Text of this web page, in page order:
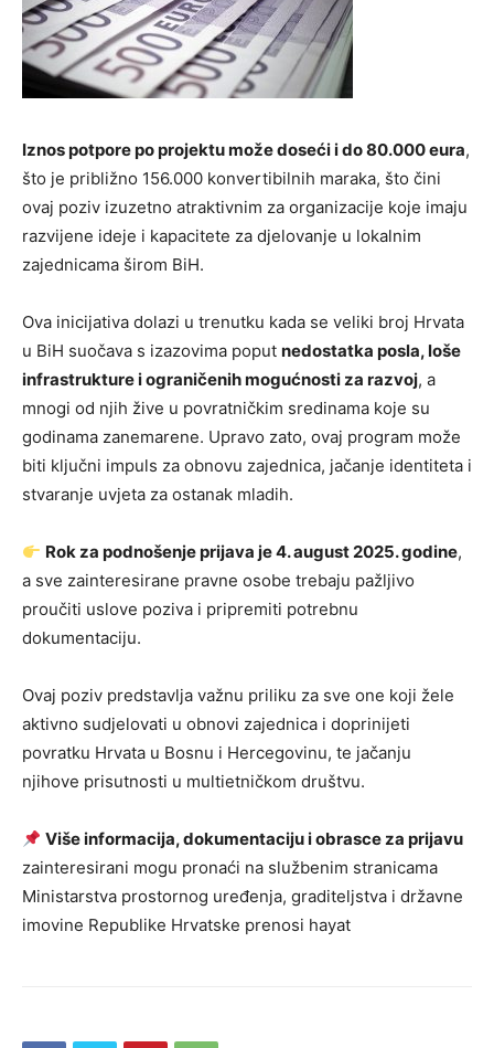
Iznos potpore po projektu može doseći i do 80.000 eura,
što je približno 156.000 konvertibilnih maraka, što čini
ovaj poziv izuzetno atraktivnim za organizacije koje imaju
razvijene ideje i kapacitete za djelovanje u lokalnim
zajednicama širom BiH.
Ova inicijativa dolazi u trenutku kada se veliki broj Hrvata
u BiH suočava s izazovima poput nedostatka posla, loše
infrastrukture i ograničenih mogućnosti za razvoj, a
mnogi od njih žive u povratničkim sredinama koje su
godinama zanemarene. Upravo zato, ovaj program može
biti ključni impuls za obnovu zajednica, jačanje identiteta i
stvaranje uvjeta za ostanak mladih.
Rok za podnošenje prijava je 4. august 2025. godine,
a sve zainteresirane pravne osobe trebaju pažljivo
proučiti uslove poziva i pripremiti potrebnu
dokumentaciju.
Ovaj poziv predstavlja važnu priliku za sve one koji žele
aktivno sudjelovati u obnovi zajednica i doprinijeti
povratku Hrvata u Bosnu i Hercegovinu, te jačanju
njihove prisutnosti u multietničkom društvu.
Više informacija, dokumentaciju i obrasce za prijavu
zainteresirani mogu pronaći na službenim stranicama
Ministarstva prostornog uređenja, graditeljstva i državne
imovine Republike Hrvatske prenosi hayat